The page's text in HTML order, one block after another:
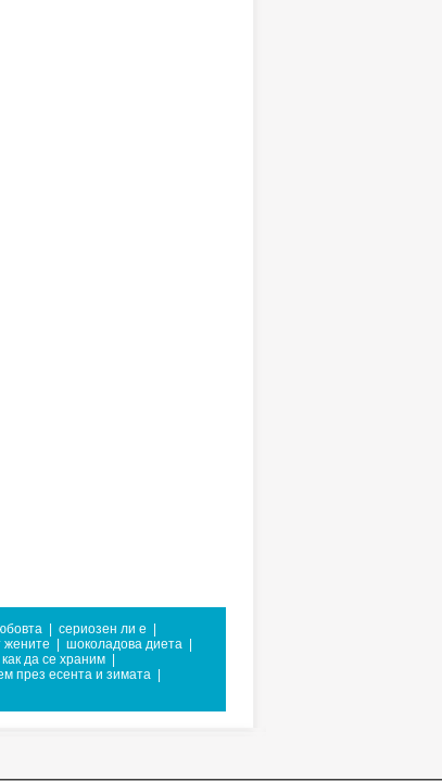
сериозен ли е
жените шоколадова диета
как да се храним
през есента и зимата